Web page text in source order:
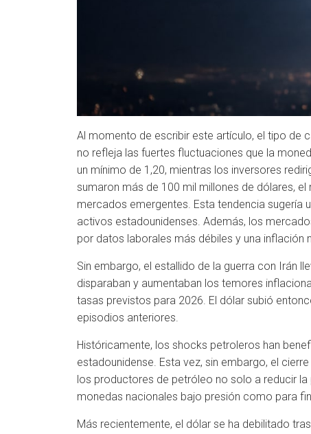
Al momento de escribir este artículo, el tipo de
no refleja las fuertes fluctuaciones que la
un mínimo de 1,20, mientras los inversores
sumaron más de 100 mil millones de dólares,
mercados emergentes. Esta tendencia sugería
activos estadounidenses. Además, los
por datos laborales más débiles y una inflación
Sin embargo, el estallido de la guerra con Irán
disparaban y aumentaban los temores
tasas previstos para 2026. El dólar subió
episodios anteriores.
Históricamente, los shocks petroleros han
estadounidense. Esta vez, sin embargo, el
los productores de petróleo no solo a reducir
monedas nacionales bajo presión como para
Más recientemente, el dólar se ha debilitado